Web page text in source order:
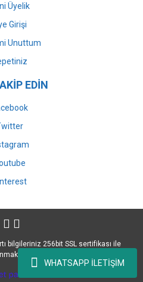
WHATSAPP İLETİŞİM
Üyelik
Girişi
Unuttum
EDİN
bilgileriniz 256bit SSL sertifikası ile